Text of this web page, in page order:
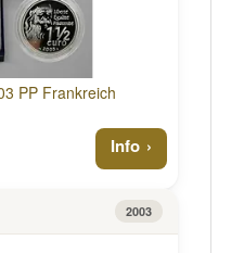
PP Frankreich
Info
2003